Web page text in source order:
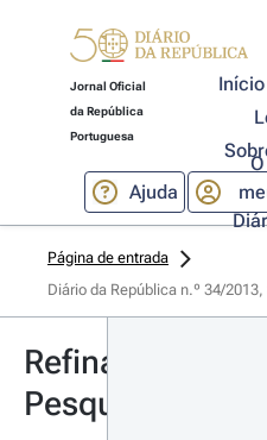
Jornal Oficial
da República
Portuguesa
Início
Ajuda
O
Página de entrada
Diário da República n.º 34/
Refinar
Pesquisa